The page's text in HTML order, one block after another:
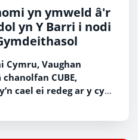
yn ymweld â'r
yn Y Barri i nodi
Cymru, Vaughan
CUBE,
cael ei redeg ar y cyd